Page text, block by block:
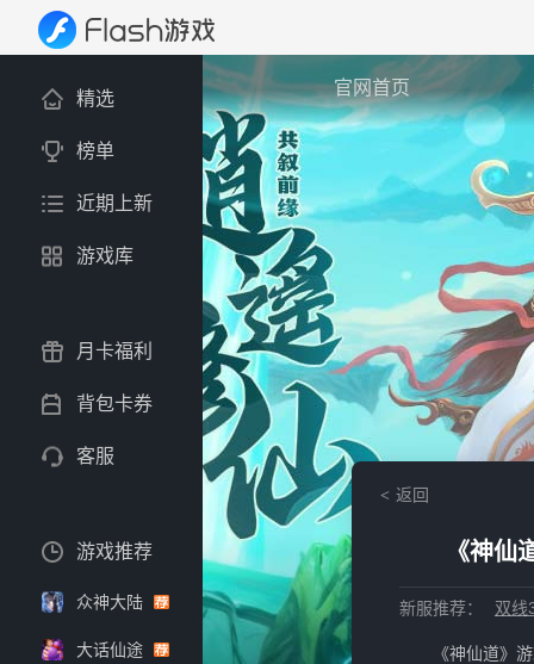
官网首页
返回
《神仙
新服推荐： 双线
《神仙道》
精选
榜单
近期上新
游戏库
月卡福利
背包卡券
客服
游戏推荐
众神大陆
大话仙途